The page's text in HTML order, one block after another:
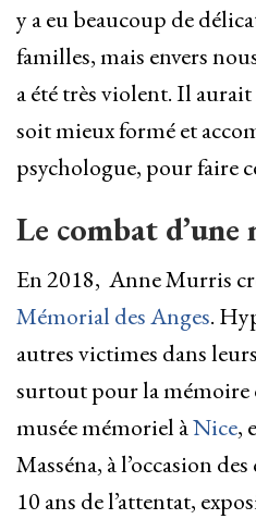
y a eu beaucoup de
familles, mais envers
a été très violent. Il
soit mieux formé et
psychologue, pour faire
Le combat d’une
En 2018, Anne Murris
Mémorial des Anges.
autres victimes dans
surtout pour la mémoire
musée mémoriel àNice,
Masséna, à l’occasion
10 ans de l’attentat,